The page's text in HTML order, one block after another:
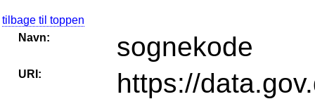
tilbage til toppen
Navn:
sognekode
URI: https://